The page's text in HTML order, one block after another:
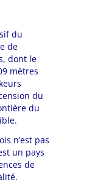
du
de
dont le
mètres
du
du
n’est pas
un pays
de